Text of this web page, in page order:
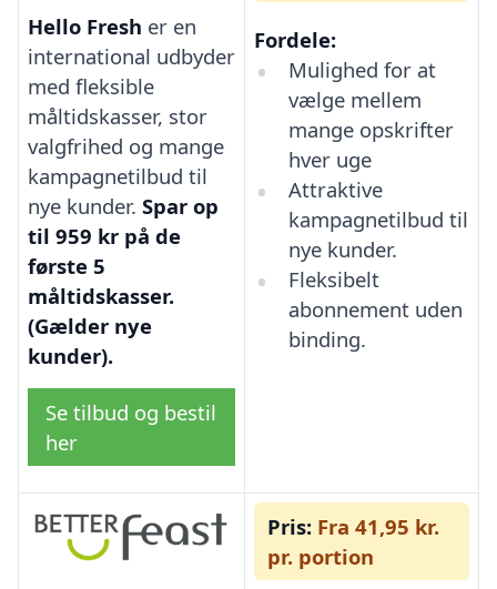
Hello Fresh er en
international udbyder
med fleksible
måltidskasser, stor
valgfrihed og mange
kampagnetilbud til
nye kunder. Spar op
til 959 kr på de
første 5
måltidskasser.
(Gælder nye
kunder).
Se tilbud og bestil
her
Fordele:
Mulighed for at
vælge mellem
mange opskrifter
hver uge
Attraktive
kampagnetilbud til
nye kunder.
Fleksibelt
abonnement uden
binding.
Pris: Fra 41,95 kr.
pr. portion